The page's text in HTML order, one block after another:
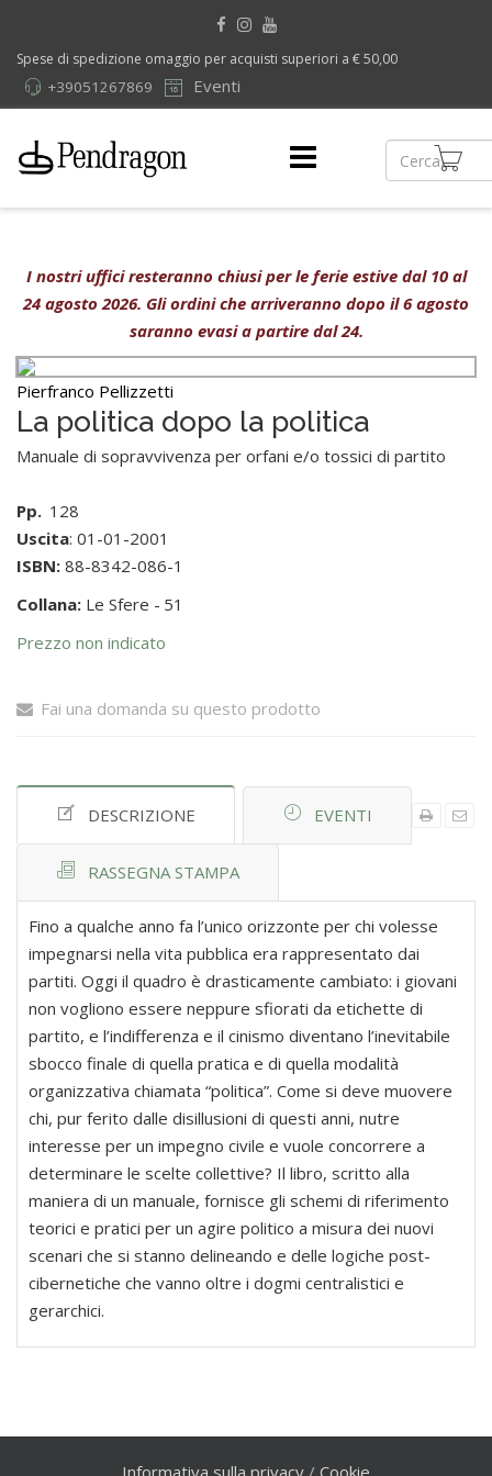
Spese di spedizione omaggio per acquisti superiori a € 50,00
Eventi
+39051267869
I nostri uffici resteranno chiusi per le ferie estive dal 10 al
24 agosto 2026. Gli ordini che arriveranno dopo il 6 agosto
saranno evasi a partire dal 24.
Pierfranco Pellizzetti
La politica dopo la politica
Manuale di sopravvivenza per orfani e/o tossici di partito
Pp. 128
Uscita: 01-01-2001
ISBN: 88-8342-086-1
Collana: Le Sfere - 51
Prezzo non indicato
Fai una domanda su questo prodotto
DESCRIZIONE EVENTI
RASSEGNA STAMPA
Fino a qualche anno fa l’unico orizzonte per chi volesse
impegnarsi nella vita pubblica era rappresentato dai
partiti. Oggi il quadro è drasticamente cambiato: i giovani
non vogliono essere neppure sfiorati da etichette di
partito, e l’indifferenza e il cinismo diventano l’inevitabile
sbocco finale di quella pratica e di quella modalità
organizzativa chiamata “politica”. Come si deve muovere
chi, pur ferito dalle disillusioni di questi anni, nutre
interesse per un impegno civile e vuole concorrere a
determinare le scelte collettive? Il libro, scritto alla
maniera di un manuale, fornisce gli schemi di riferimento
teorici e pratici per un agire politico a misura dei nuovi
scenari che si stanno delineando e delle logiche post-
cibernetiche che vanno oltre i dogmi centralistici e
gerarchici.
Informativa sulla privacy / Cookie